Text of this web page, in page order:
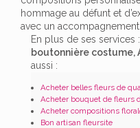
hommage au défunt et
avec un
En plus de ses services :
boutonnière costume,
aussi :
Acheter belles fleurs de
Acheter bouquet de fleurs
Acheter compositions
Bon artisan fleursite